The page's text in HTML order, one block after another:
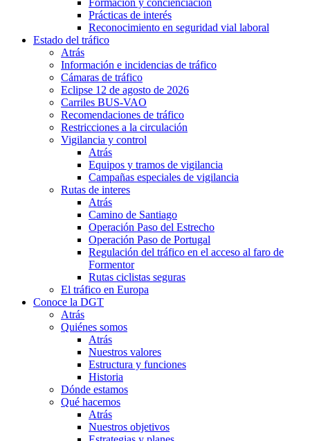
Formación y concienciación
Prácticas de interés
Reconocimiento en seguridad vial laboral
Estado del tráfico
Atrás
Información e incidencias de tráfico
Cámaras de tráfico
Eclipse 12 de agosto de 2026
Carriles BUS-VAO
Recomendaciones de tráfico
Restricciones a la circulación
Vigilancia y control
Atrás
Equipos y tramos de vigilancia
Campañas especiales de vigilancia
Rutas de interes
Atrás
Camino de Santiago
Operación Paso del Estrecho
Operación Paso de Portugal
Regulación del tráfico en el acceso al faro de
Formentor
Rutas ciclistas seguras
El tráfico en Europa
Conoce la DGT
Atrás
Quiénes somos
Atrás
Nuestros valores
Estructura y funciones
Historia
Dónde estamos
Qué hacemos
Atrás
Nuestros objetivos